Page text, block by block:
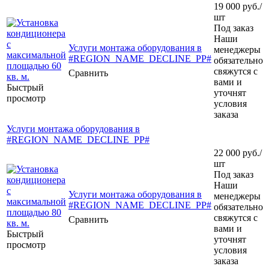
Быстрый
просмотр
Услуги монтажа оборудования в
#REGION_NAME_DECLINE_PP#
Сравнить
19 000 руб./
шт
Под заказ
Наши
менеджеры
обязательно
свяжутся с
вами и
уточнят
условия
заказа
Услуги монтажа оборудования в
#REGION_NAME_DECLINE_PP#
Быстрый
просмотр
Услуги монтажа оборудования в
#REGION_NAME_DECLINE_PP#
Сравнить
22 000 руб./
шт
Под заказ
Наши
менеджеры
обязательно
свяжутся с
вами и
уточнят
условия
заказа